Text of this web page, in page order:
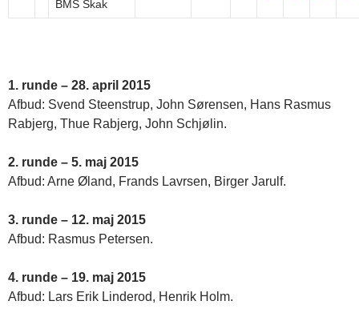
BMS Skak
1. runde – 28. april 2015
Afbud: Svend Steenstrup, John Sørensen, Hans Rasmus
Rabjerg, Thue Rabjerg, John Schjølin.
2. runde – 5. maj 2015
Afbud: Arne Øland, Frands Lavrsen, Birger Jarulf.
3. runde – 12. maj 2015
Afbud: Rasmus Petersen.
4. runde – 19. maj 2015
Afbud: Lars Erik Linderod, Henrik Holm.